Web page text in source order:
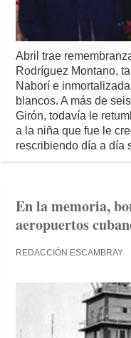
Abril trae
Rodríguez Montano,
Naborí e
blancos. A más de
Girón, todavía le
a la niña que fue le
rescribiendo día a día
En la memoria,
aeropuertos
REDACCIÓN ESCAMBRAY